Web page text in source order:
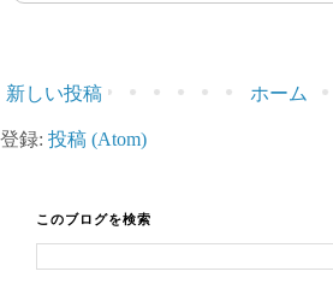
新しい投稿 ホーム
登録: 投稿 (Atom)
このブログを検索